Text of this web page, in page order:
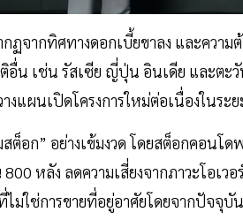
จากทิศทางดอกเบี้ยขาลง และความต้
น เช่น รัสเซีย ญี่ปุ่น อินเดีย และตะ
งแผนเปิดโครงการใหม่ต่อเนื่องในระ
ต็อก” อย่างเข้มงวด โดยสต็อกคอนโ
หลัง ลดความเสี่ยงจากภาวะโอ
ม่ใช่การขายที่อยู่อาศัยโดยจากปัจจุ